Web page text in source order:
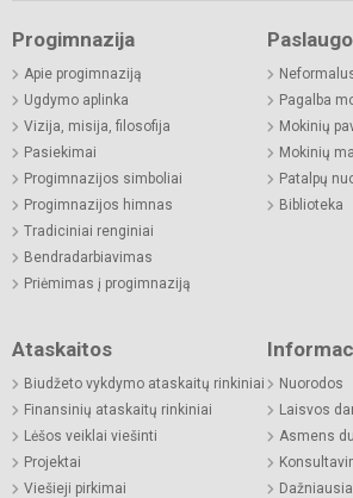
Progimnazija
Apie progimnaziją
Ugdymo aplinka
Vizija, misija, filosofija
Pasiekimai
Progimnazijos simboliai
Progimnazijos himnas
Tradiciniai renginiai
Bendradarbiavimas
Priėmimas į progimnaziją
Pagalba
Mokinių
Mokinių
Patalpų
Biblioteka
Ataskaitos
Biudžeto vykdymo ataskaitų rinkiniai
Finansinių ataskaitų rinkiniai
Lėšos veiklai viešinti
Projektai
Viešieji pirkimai
Nuorodos
Laisvos
Asmens